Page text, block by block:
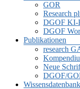
GOR
Research
DGOF KI-
DGOF
Publikationen
research
Neue
DGOF/